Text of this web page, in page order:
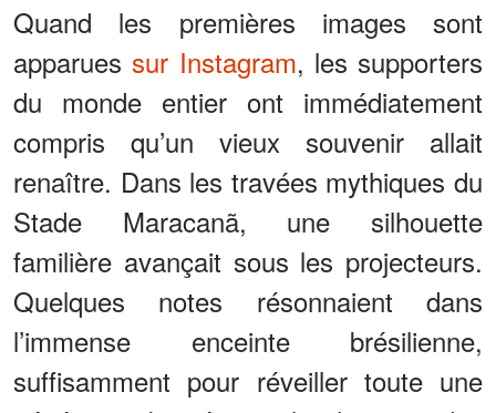
Quand les premières images sont
apparues sur Instagram, les supporters
du monde entier ont immédiatement
compris qu’un vieux souvenir allait
renaître. Dans les travées mythiques du
Stade Maracanã, une silhouette
familière avançait sous les projecteurs.
Quelques notes résonnaient dans
l’immense enceinte brésilienne,
suffisamment pour réveiller toute une